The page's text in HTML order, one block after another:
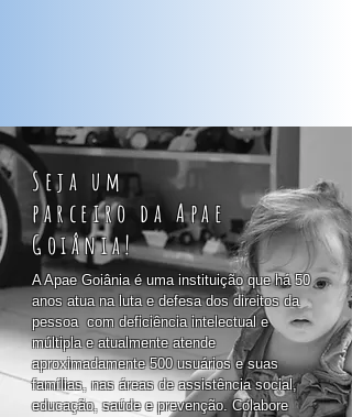
Seja um
parceiro da Apae
Goiânia!
A Apae Goiânia é uma instituição que há 50
anos atua na luta e defesa dos direitos da
pessoa com deficiência intelectual e
múltipla e atualmente atende
aproximadamente 500 usuários e suas
famílias, nas áreas de assistência social,
educação, saúde e prevenção. Colabore